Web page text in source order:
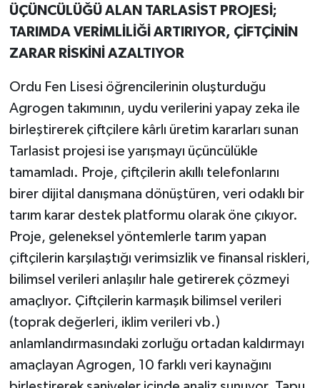
ÜÇÜNCÜLÜĞÜ ALAN TARLASİST PROJESİ;
TARIMDA VERİMLİLİĞİ ARTIRIYOR, ÇİFTÇİNİN
ZARAR RİSKİNİ AZALTIYOR
Ordu Fen Lisesi öğrencilerinin oluşturduğu
Agrogen takımının, uydu verilerini yapay zeka ile
birleştirerek çiftçilere kârlı üretim kararları sunan
Tarlasist projesi ise yarışmayı üçüncülükle
tamamladı. Proje, çiftçilerin akıllı telefonlarını
birer dijital danışmana dönüştüren, veri odaklı bir
tarım karar destek platformu olarak öne çıkıyor.
Proje, geleneksel yöntemlerle tarım yapan
çiftçilerin karşılaştığı verimsizlik ve finansal riskleri,
bilimsel verileri anlaşılır hale getirerek çözmeyi
amaçlıyor. Çiftçilerin karmaşık bilimsel verileri
(toprak değerleri, iklim verileri vb.)
anlamlandırmasındaki zorluğu ortadan kaldırmayı
amaçlayan Agrogen, 10 farklı veri kaynağını